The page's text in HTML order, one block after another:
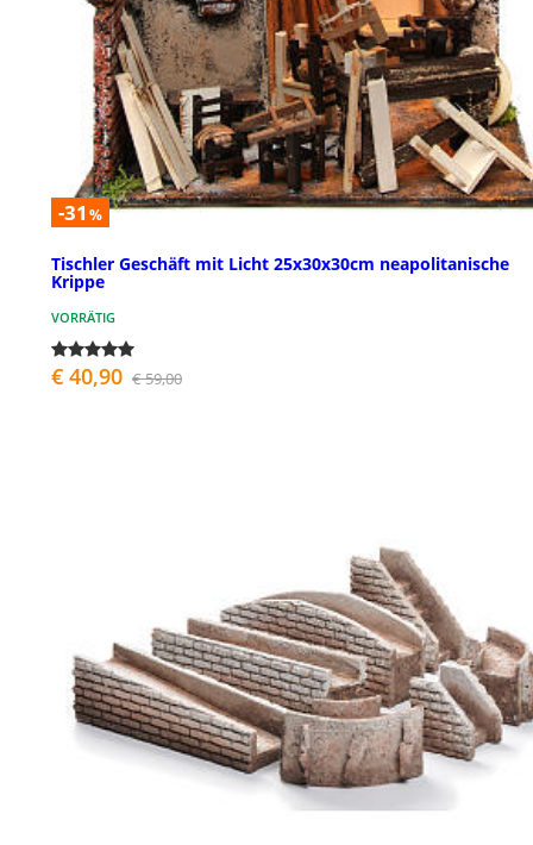
-31 %
Tischler Geschäft mit Licht 25x30x30cm neapolitanische
Krippe
VORRÄTIG
€ 40,90 € 59,00